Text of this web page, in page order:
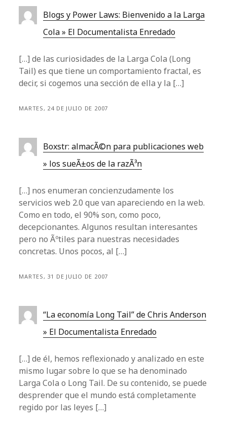
Blogs y Power Laws: Bienvenido a la Larga
Cola » El Documentalista Enredado
[…] de las curiosidades de la Larga Cola (Long
Tail) es que tiene un comportamiento fractal, es
decir, si cogemos una sección de ella y la […]
MARTES, 24 DE JULIO DE 2007
Boxstr: almacÃ©n para publicaciones web
» los sueÃ±os de la razÃ³n
[…] nos enumeran concienzudamente los
servicios web 2.0 que van apareciendo en la web.
Como en todo, el 90% son, como poco,
decepcionantes. Algunos resultan interesantes
pero no Ãºtiles para nuestras necesidades
concretas. Unos pocos, al […]
MARTES, 31 DE JULIO DE 2007
“La economía Long Tail” de Chris Anderson
» El Documentalista Enredado
[…] de él, hemos reflexionado y analizado en este
mismo lugar sobre lo que se ha denominado
Larga Cola o Long Tail. De su contenido, se puede
desprender que el mundo está completamente
regido por las leyes […]